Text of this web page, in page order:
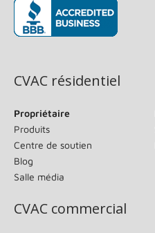
CVAC résidentiel
Propriétaire
Produits
Centre de soutien
Blog
Salle média
CVAC commercial